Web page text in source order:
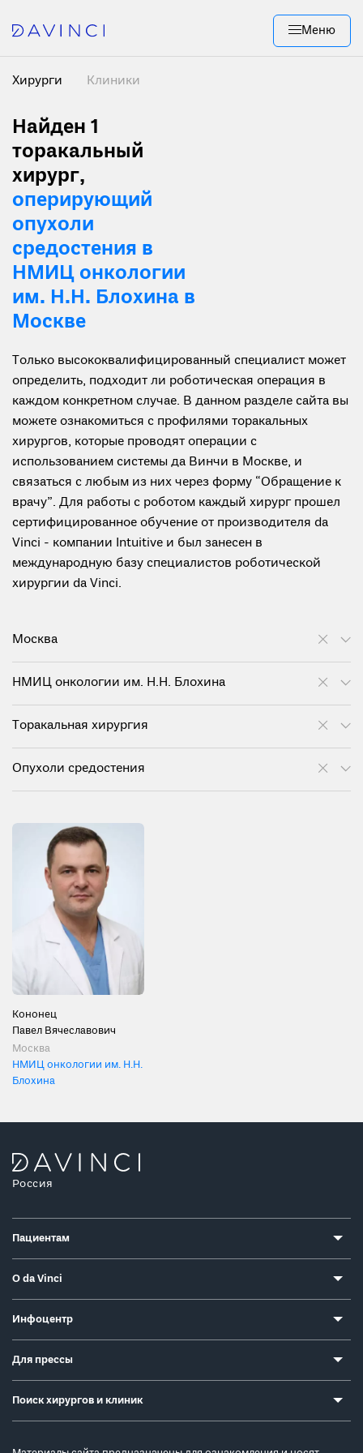
Меню
Хирурги Клиники
Найден 1
торакальный
хирург,
оперирующий
опухоли
средостения в
НМИЦ онкологии
им. Н.Н. Блохина в
Москве
Только высококвалифицированный специалист может
определить, подходит ли роботическая операция в
каждом конкретном случае. В данном разделе сайта вы
можете ознакомиться с профилями торакальных
хирургов, которые проводят операции с
использованием системы да Винчи в Москве, и
связаться с любым из них через форму “Обращение к
врачу”. Для работы с роботом каждый хирург прошел
сертифицированное обучение от производителя da
Vinci - компании Intuitive и был занесен в
международную базу специалистов роботической
хирургии da Vinci.
Москва
НМИЦ онкологии им. Н.Н. Блохина
Торакальная хирургия
Опухоли средостения
Кононец
Павел Вячеславович
Москва
НМИЦ онкологии им. Н.Н.
Блохина
Россия
Пациентам
О da Vinci
Инфоцентр
Для прессы
Поиск хирургов и клиник